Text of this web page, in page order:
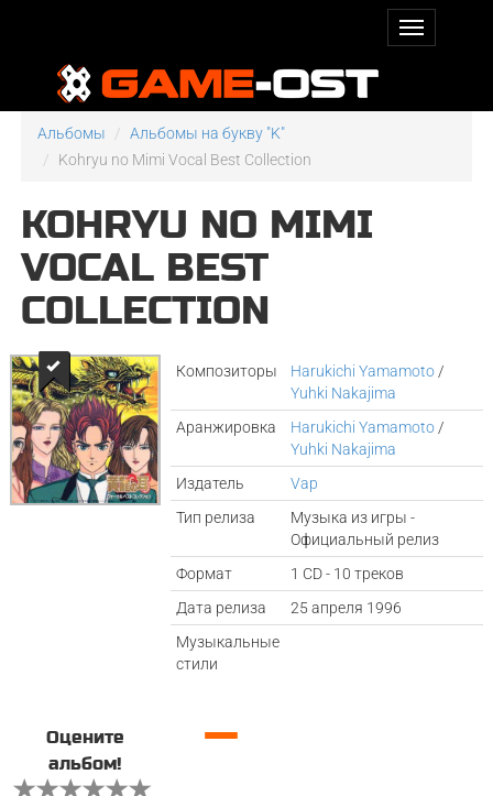
Альбомы
Альбомы на букву "K"
Kohryu no Mimi Vocal Best Collection
KOHRYU NO MIMI
VOCAL BEST
COLLECTION
Композиторы Harukichi Yamamoto /
Yuhki Nakajima
Аранжировка
Harukichi Yamamoto /
Yuhki Nakajima
Издатель
Vap
Тип релиза
Музыка из игры -
Официальный релиз
Формат
1 CD - 10 треков
Дата релиза
25 апреля 1996
Музыкальные
стили
Оцените
альбом!
—